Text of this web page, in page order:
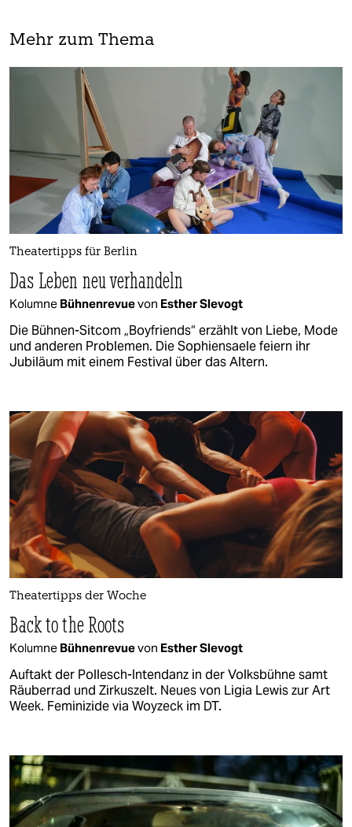
Mehr zum Thema
Theatertipps für Berlin
Das Leben neu verhandeln
Kolumne Bühnenrevuevon Esther Slevogt
Die Bühnen-Sitcom „Boyfriends“ erzählt von Liebe, Mode
und anderen Problemen. Die Sophiensaele feiern ihr
Jubiläum mit einem Festival über das Altern.
Theatertipps der Woche
Back to the Roots
Kolumne Bühnenrevuevon Esther Slevogt
Auftakt der Pollesch-Intendanz in der Volksbühne samt
Räuberrad und Zirkuszelt. Neues von Ligia Lewis zur Art
Week. Feminizide via Woyzeck im DT.